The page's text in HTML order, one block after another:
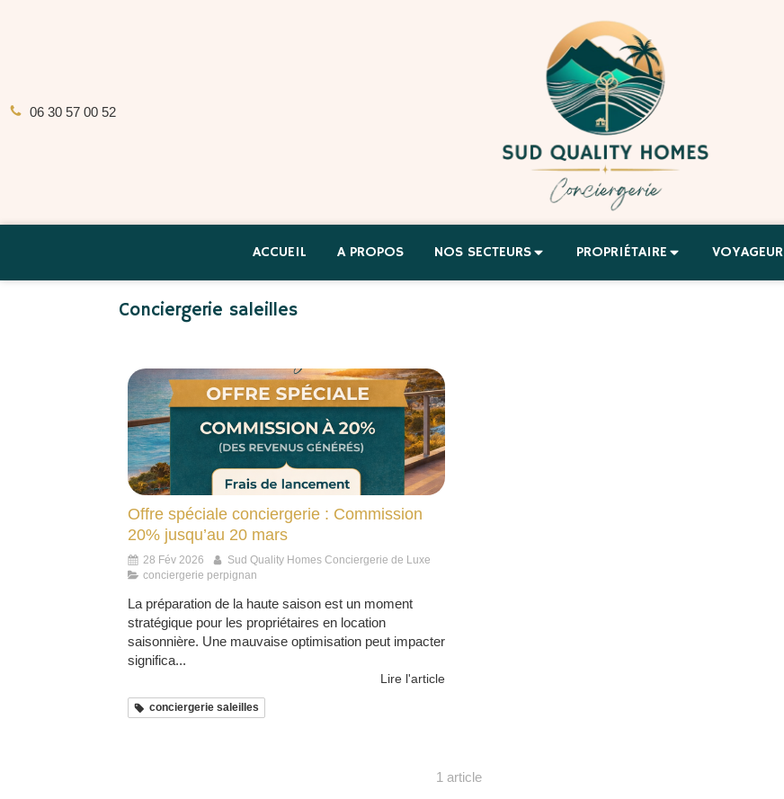
06 30 57 00 52
ACCUEIL A PROPOS NOS SECTEURS PROPRIÉTAIRE VOYAGEUR
Conciergerie saleilles
Offre spéciale conciergerie : Commission
20% jusqu’au 20 mars
28 Fév 2026
Sud Quality Homes Conciergerie de Luxe
conciergerie perpignan
La préparation de la haute saison est un moment
stratégique pour les propriétaires en location
saisonnière. Une mauvaise optimisation peut impacter
significa...
Lire l'article
conciergerie saleilles
1 article